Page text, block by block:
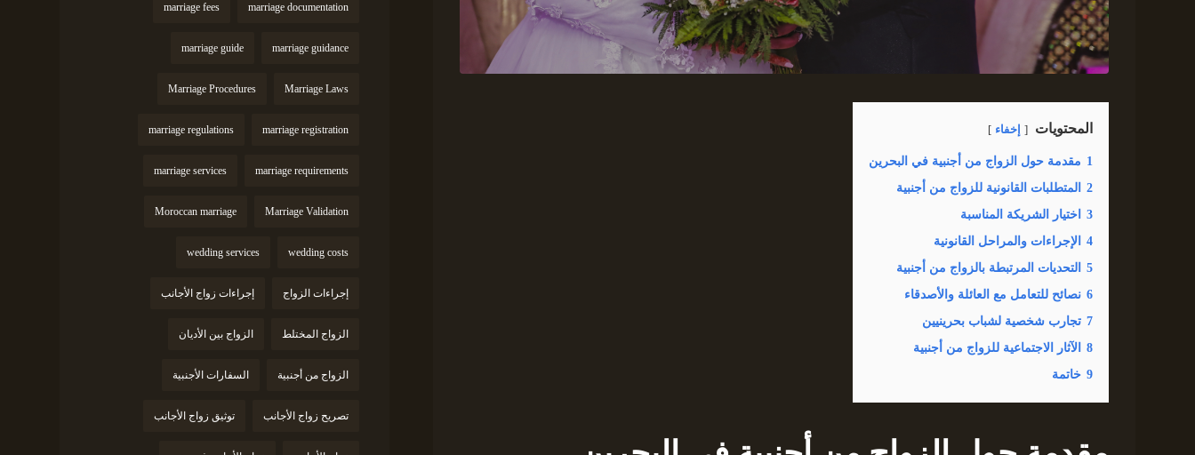
المحتويات إخفاء
1 مقدمة حول الزواج من أجنبية في البحرين
2
المتطلبات القانونية للزواج من أجنبية
3
اختيار الشريكة المناسبة
4
الإجراءات والمراحل القانونية
5
التحديات المرتبطة بالزواج من أجنبية
6 نصائح للتعامل مع العائلة والأصدقاء
7 تجارب شخصية لشباب بحرينيين
8
الآثار الاجتماعية للزواج من أجنبية
9 خاتمة
marriage documentation
marriage fees
marriage guidance
marriage guide
Marriage Laws
Marriage Procedures
marriage registration
marriage regulations
marriage requirements
marriage services
Marriage Validation
Moroccan marriage
wedding costs
wedding services
إجراءات الزواج إجراءات زواج الأجانب
الزواج المختلط الزواج بين الأديان
الزواج من أجنبية السفارات الأجنبية
تصريح زواج الأجانب توثيق زواج الأجانب